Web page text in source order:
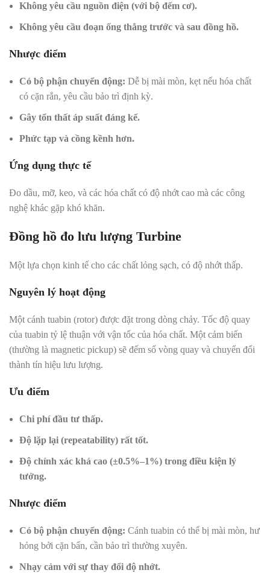
Không yêu cầu nguồn điện (với bộ đếm cơ).
Không yêu cầu đoạn ống thẳng trước và sau đồng hồ.
Nhược điểm
Có bộ phận chuyển động: Dễ bị mài mòn, kẹt nếu hóa chất
có cặn rắn, yêu cầu bảo trì định kỳ.
Gây tổn thất áp suất đáng kể.
Phức tạp và cồng kềnh hơn.
Ứng dụng thực tế
Đo dầu, mỡ, keo, và các hóa chất có độ nhớt cao mà các công
nghệ khác gặp khó khăn.
Đồng hồ đo lưu lượng Turbine
Một lựa chọn kinh tế cho các chất lỏng sạch, có độ nhớt thấp.
Nguyên lý hoạt động
Một cánh tuabin (rotor) được đặt trong dòng chảy. Tốc độ quay
của tuabin tỷ lệ thuận với vận tốc của hóa chất. Một cảm biến
(thường là magnetic pickup) sẽ đếm số vòng quay và chuyển đổi
thành tín hiệu lưu lượng.
Ưu điểm
Chi phí đầu tư thấp.
Độ lặp lại (repeatability) rất tốt.
Độ chính xác khá cao (±0.5%–1%) trong điều kiện lý
tưởng.
Nhược điểm
Có bộ phận chuyển động: Cánh tuabin có thể bị mài mòn, hư
hỏng bởi cặn bẩn, cần bảo trì thường xuyên.
Nhạy cảm với sự thay đổi độ nhớt.